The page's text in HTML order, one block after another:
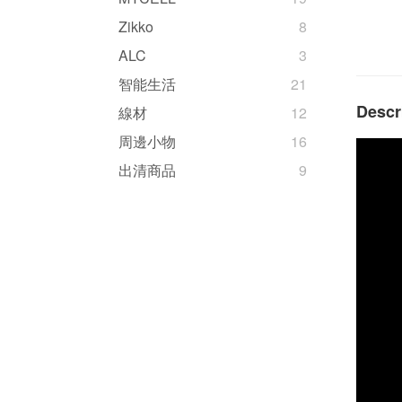
Zikko
8
ALC
3
智能生活
21
線材
12
周邊小物
16
出清商品
9